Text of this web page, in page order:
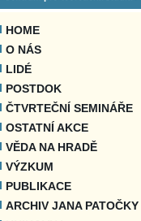
HOME
O NÁS
LIDÉ
POSTDOK
ČTVRTEČNÍ SEMINÁŘE
OSTATNÍ AKCE
VĚDA NA HRADĚ
VÝZKUM
PUBLIKACE
ARCHIV JANA PATOČKY